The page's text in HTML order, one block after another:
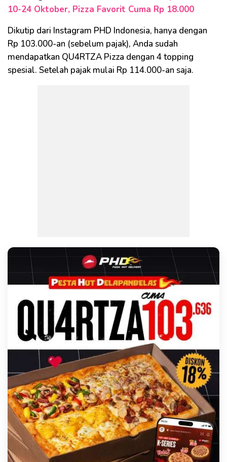
10-24 Oktober, Pizza Favorit Cuma Rp 18.000
Dikutip dari Instagram PHD Indonesia, hanya dengan
Rp 103.000-an (sebelum pajak), Anda sudah
mendapatkan QU4RTZA Pizza dengan 4 topping
spesial. Setelah pajak mulai Rp 114.000-an saja.